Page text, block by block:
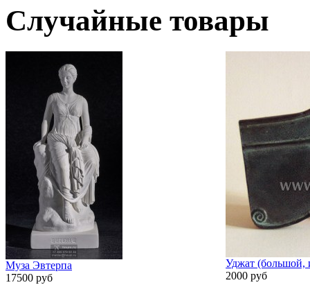
Случайные товары
Муза Эвтерпа
17500 руб
Уджат (большой,
2000 руб